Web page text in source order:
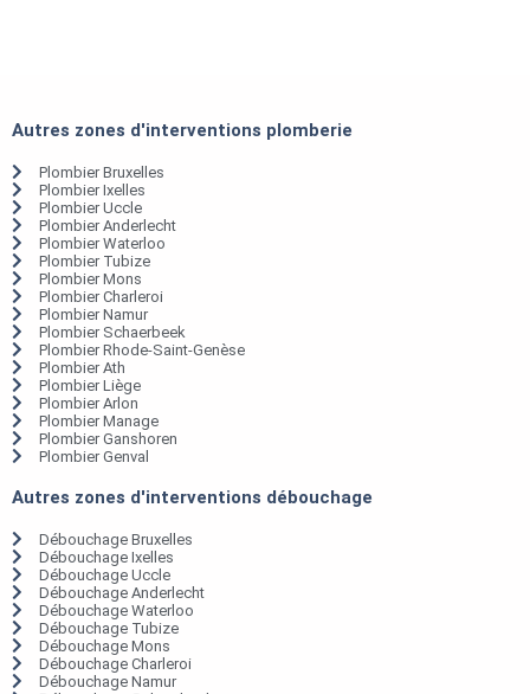
Autres zones d'interventions plomberie
Plombier Bruxelles
Plombier Ixelles
Plombier Uccle
Plombier Anderlecht
Plombier Waterloo
Plombier Tubize
Plombier Mons
Plombier Charleroi
Plombier Namur
Plombier Schaerbeek
Plombier Rhode-Saint-Genèse
Plombier Ath
Plombier Liège
Plombier Arlon
Plombier Manage
Plombier Ganshoren
Plombier Genval
Autres zones d'interventions débouchage
Débouchage Bruxelles
Débouchage Ixelles
Débouchage Uccle
Débouchage Anderlecht
Débouchage Waterloo
Débouchage Tubize
Débouchage Mons
Débouchage Charleroi
Débouchage Namur